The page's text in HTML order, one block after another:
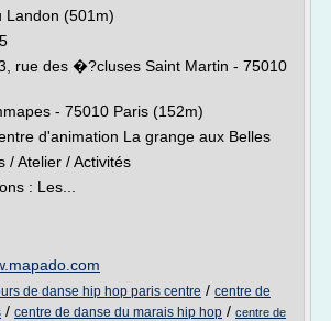
Landon (501m)
rue des �?cluses Saint Martin - 75010
- 75010 Paris (152m)
d'animation La grange aux Belles
/ Atelier / Activités
: Les...
de danse hip hop paris centre / centre de
/ centre de danse du marais hip hop / centre de